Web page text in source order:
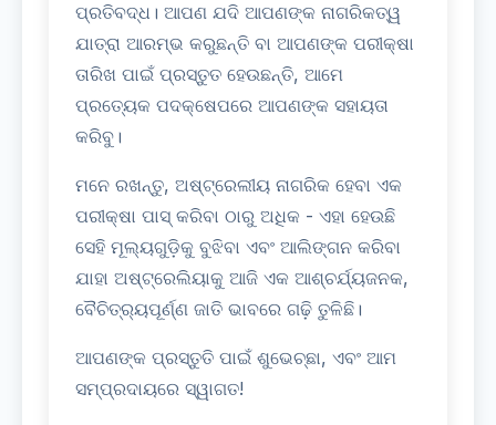
ପ୍ରତିବଦ୍ଧ। ଆପଣ ଯଦି ଆପଣଙ୍କ ନାଗରିକତ୍ୱ
ଯାତ୍ରା ଆରମ୍ଭ କରୁଛନ୍ତି ବା ଆପଣଙ୍କ ପରୀକ୍ଷା
ତାରିଖ ପାଇଁ ପ୍ରସ୍ତୁତ ହେଉଛନ୍ତି, ଆମେ
ପ୍ରତ୍ୟେକ ପଦକ୍ଷେପରେ ଆପଣଙ୍କ ସହାୟତା
କରିବୁ।
ମନେ ରଖନ୍ତୁ, ଅଷ୍ଟ୍ରେଲୀୟ ନାଗରିକ ହେବା ଏକ
ପରୀକ୍ଷା ପାସ୍ କରିବା ଠାରୁ ଅଧିକ - ଏହା ହେଉଛି
ସେହି ମୂଲ୍ୟଗୁଡ଼ିକୁ ବୁଝିବା ଏବଂ ଆଲିଙ୍ଗନ କରିବା
ଯାହା ଅଷ୍ଟ୍ରେଲିୟାକୁ ଆଜି ଏକ ଆଶ୍ଚର୍ଯ୍ୟଜନକ,
ବୈଚିତ୍ର୍ୟପୂର୍ଣ୍ଣ ଜାତି ଭାବରେ ଗଢ଼ି ତୁଳିଛି।
ଆପଣଙ୍କ ପ୍ରସ୍ତୁତି ପାଇଁ ଶୁଭେଚ୍ଛା, ଏବଂ ଆମ
ସମ୍ପ୍ରଦାୟରେ ସ୍ୱାଗତ!